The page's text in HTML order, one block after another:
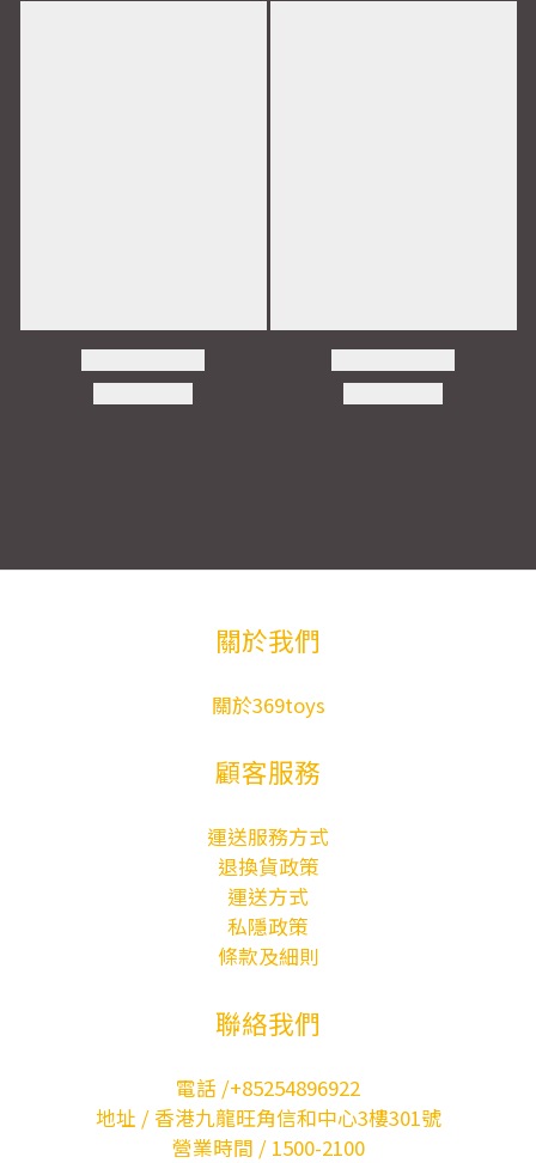
關於我們
關於369toys
顧客服務
運送服務方式
退換貨政策
運送方式
私隱政策
條款及細則
聯絡我們
電話 /+85254896922
地址 / 香港九龍旺角信和中心3樓301號
營業時間 / 1500-2100